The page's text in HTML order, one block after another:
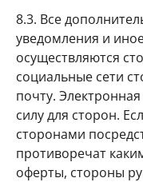
8.3. Все
уведомления и
осуществляются
социальные сети
почту.
силу для сторон.
сторонами
противоречат
оферты, стороны